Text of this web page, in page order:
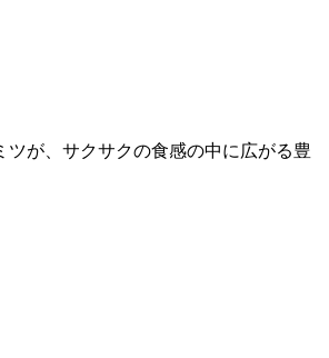
が、サクサクの食感の中に広がる豊